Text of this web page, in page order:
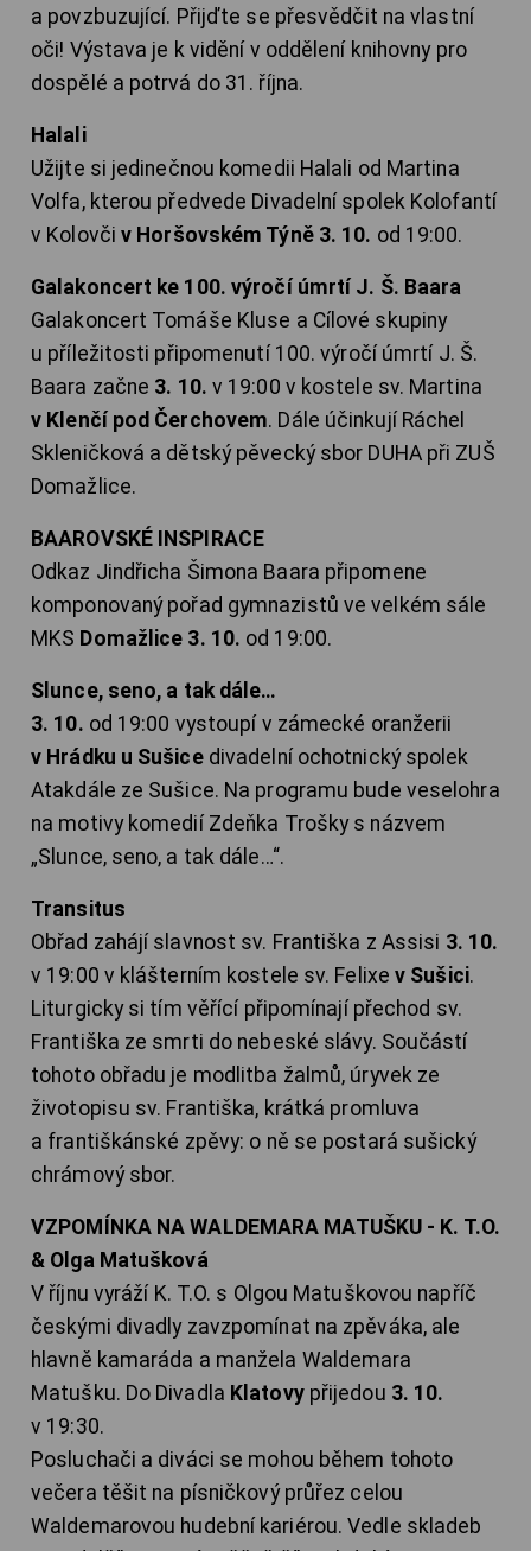
a povzbuzující. Přijďte se přesvědčit na vlastní
oči! Výstava je k vidění v oddělení knihovny pro
dospělé a potrvá do 31. října.
Halali
Užijte si jedinečnou komedii Halali od Martina
Volfa, kterou předvede Divadelní spolek Kolofantí
v Kolovči v Horšovském Týně 3. 10. od 19:00.
Galakoncert ke 100. výročí úmrtí J. Š. Baara
Galakoncert Tomáše Kluse a Cílové skupiny
u příležitosti připomenutí 100. výročí úmrtí J. Š.
Baara začne 3. 10. v 19:00 v kostele sv. Martina
v Klenčí pod Čerchovem. Dále účinkují Ráchel
Skleničková a dětský pěvecký sbor DUHA při ZUŠ
Domažlice.
BAAROVSKÉ INSPIRACE
Odkaz Jindřicha Šimona Baara připomene
komponovaný pořad gymnazistů ve velkém sále
MKS Domažlice 3. 10. od 19:00.
Slunce, seno, a tak dále…
3. 10. od 19:00 vystoupí v zámecké oranžerii
v Hrádku u Sušicedivadelní ochotnický spolek
Atakdále ze Sušice. Na programu bude veselohra
na motivy komedií Zdeňka Trošky s názvem
„Slunce, seno, a tak dále…“.
Transitus
Obřad zahájí slavnost sv. Františka z Assisi 3. 10.
v 19:00 v klášterním kostele sv. Felixev Sušici.
Liturgicky si tím věřící připomínají přechod sv.
Františka ze smrti do nebeské slávy. Součástí
tohoto obřadu je modlitba žalmů, úryvek ze
životopisu sv. Františka, krátká promluva
a františkánské zpěvy: o ně se postará sušický
chrámový sbor.
VZPOMÍNKA NA WALDEMARA MATUŠKU - K. T.O.
& Olga Matušková
V říjnu vyráží K. T.O. s Olgou Matuškovou napříč
českými divadly zavzpomínat na zpěváka, ale
hlavně kamaráda a manžela Waldemara
Matušku. Do Divadla Klatovy přijedou 3. 10.
v 19:30.
Posluchači a diváci se mohou během tohoto
večera těšit na písničkový průřez celou
Waldemarovou hudební kariérou. Vedle skladeb